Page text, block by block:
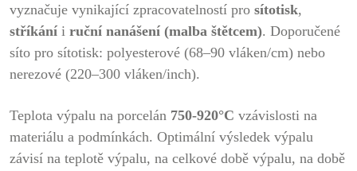
vyznačuje vynikající zpracovatelností pro sítotisk,
stříkání i ruční nanášení (malba štětcem). Doporučené
síto pro sítotisk: polyesterové (68–90 vláken/cm) nebo
nerezové (220–300 vláken/inch).
Teplota výpalu na porcelán 750-920°C vzávislosti na
materiálu a podmínkách. Optimální výsledek výpalu
závisí na teplotě výpalu, na celkové době výpalu, na době